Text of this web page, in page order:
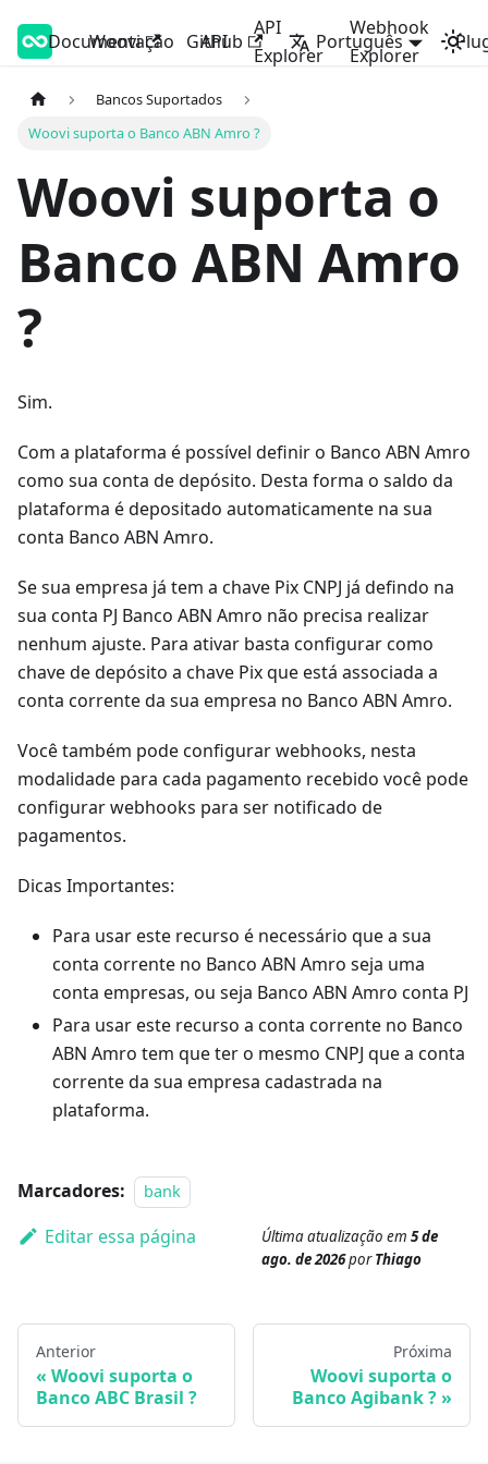
Woovi Developers
Documentação API
API
Explorer
Webhook
Explorer
Woovi Github Português
Bancos Suportados
Woovi suporta o Banco ABN Amro ?
Woovi suporta o
Banco ABN Amro
?
Sim.
Com a plataforma é possível definir o Banco ABN Amro
como sua conta de depósito. Desta forma o saldo da
plataforma é depositado automaticamente na sua
conta Banco ABN Amro.
Se sua empresa já tem a chave Pix CNPJ já defindo na
sua conta PJ Banco ABN Amro não precisa realizar
nenhum ajuste. Para ativar basta configurar como
chave de depósito a chave Pix que está associada a
conta corrente da sua empresa no Banco ABN Amro.
Você também pode configurar webhooks, nesta
modalidade para cada pagamento recebido você pode
configurar webhooks para ser notificado de
pagamentos.
Dicas Importantes:
Para usar este recurso é necessário que a sua
conta corrente no Banco ABN Amro seja uma
conta empresas, ou seja Banco ABN Amro conta PJ
Para usar este recurso a conta corrente no Banco
ABN Amro tem que ter o mesmo CNPJ que a conta
corrente da sua empresa cadastrada na
plataforma.
Marcadores: bank
Editar essa página Última atualização em 5 de
ago. de 2026porThiago
Anterior
Woovi suporta o
Banco ABC Brasil ?
Próxima
Woovi suporta o
Banco Agibank ?